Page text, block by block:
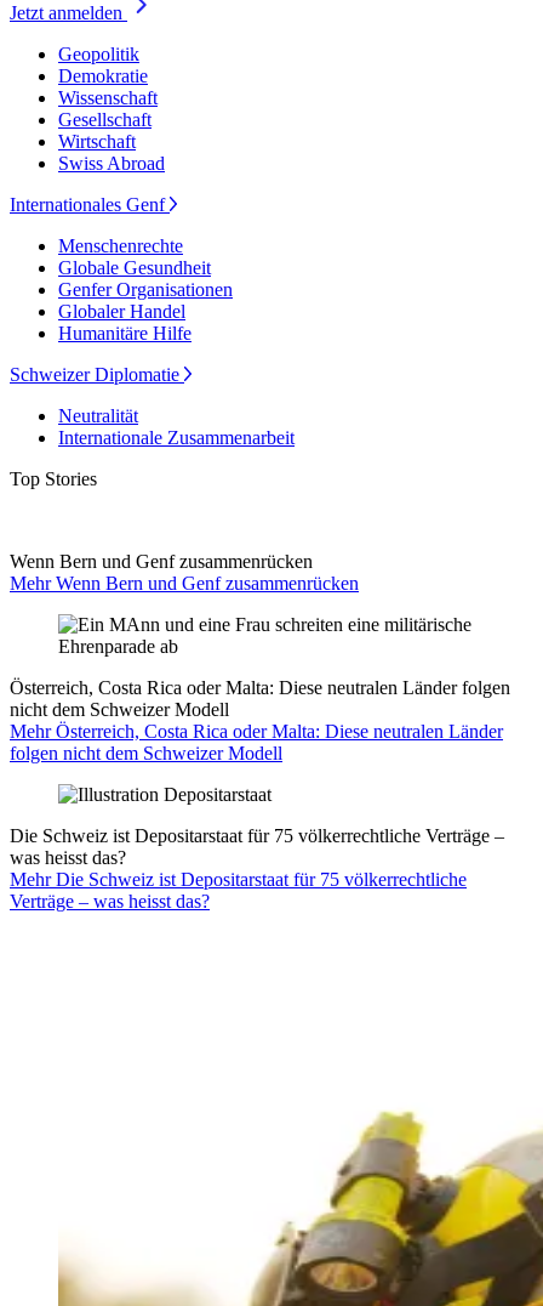
Jetzt anmelden
Geopolitik
Demokratie
Wissenschaft
Gesellschaft
Wirtschaft
Swiss Abroad
Internationales Genf
Menschenrechte
Globale Gesundheit
Genfer Organisationen
Globaler Handel
Humanitäre Hilfe
Schweizer Diplomatie
Neutralität
Internationale Zusammenarbeit
Top Stories
Wenn Bern und Genf zusammenrücken
Mehr Wenn Bern und Genf zusammenrücken
Österreich, Costa Rica oder Malta: Diese neutralen Länder folgen
nicht dem Schweizer Modell
Mehr Österreich, Costa Rica oder Malta: Diese neutralen Länder
folgen nicht dem Schweizer Modell
Die Schweiz ist Depositarstaat für 75 völkerrechtliche Verträge –
was heisst das?
Mehr Die Schweiz ist Depositarstaat für 75 völkerrechtliche
Verträge – was heisst das?